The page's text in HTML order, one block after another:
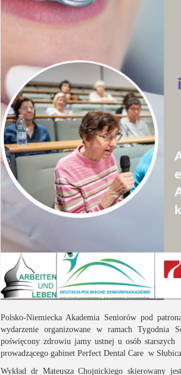
Polsko-Niemiecka Akademia Seniorów pod
wydarzenie organizowane w ramach Tygodnia
poświęcony zdrowiu jamy ustnej u osób
prowadzącego gabinet Perfect Dental Care w
Wykład dr Mateusza Chojnickiego skierowany